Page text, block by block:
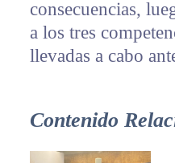
consecuencias,
a los tres
llevadas a cabo
Contenido